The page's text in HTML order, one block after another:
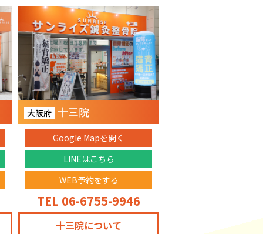
大阪府 十三院
Google Mapを開く
LINEはこちら
WEB予約をする
TEL 06-6755-9946
十三院について